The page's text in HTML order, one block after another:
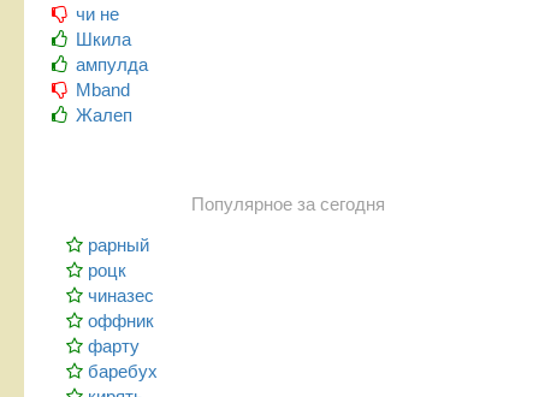
чи не
Шкила
ампулда
Mband
Жалеп
Популярное за сегодня
рарный
роцк
чиназес
оффник
фарту
баребух